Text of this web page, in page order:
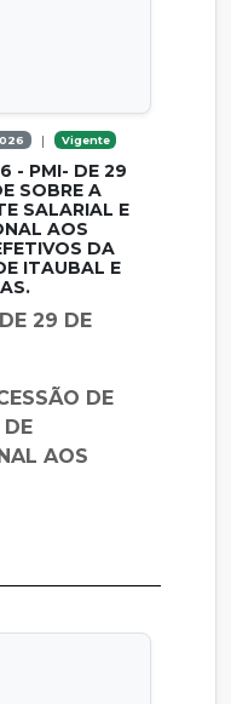
| Vigente
- PMI- DE 29
SOBRE A
SALARIAL E
AOS
DA
ITAUBAL E
29 DE
DE
DE
AOS